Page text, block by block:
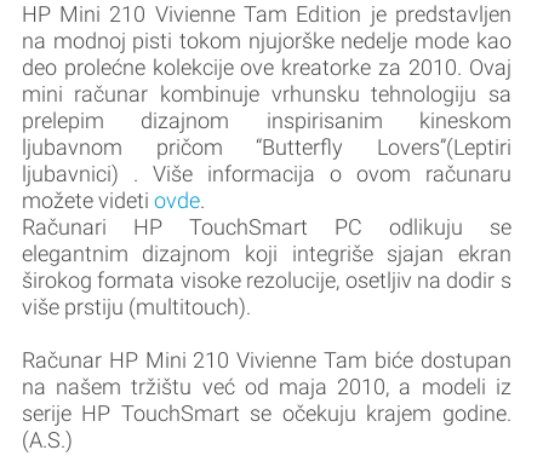
HP Mini 210 Vivienne Tam Edition je predstavljen
na modnoj pisti tokom njujorške nedelje mode kao
deo prolećne kolekcije ove kreatorke za 2010. Ovaj
mini računar kombinuje vrhunsku tehnologiju sa
prelepim dizajnom inspirisanim kineskom
ljubavnom pričom “Butterfly Lovers”(Leptiri
ljubavnici) . Više informacija o ovom računaru
možete videti ovde.
Računari HP TouchSmart PC odlikuju se
elegantnim dizajnom koji integriše sjajan ekran
širokog formata visoke rezolucije, osetljiv na dodir s
više prstiju (multitouch).
Računar HP Mini 210 Vivienne Tam biće dostupan
na našem tržištu već od maja 2010, a modeli iz
serije HP TouchSmart se očekuju krajem godine.
(A.S.)